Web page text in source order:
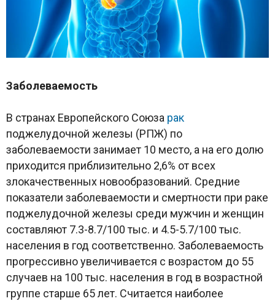
Заболеваемость
В странах Европейского Союза рак
поджелудочной железы (РПЖ) по
заболеваемости занимает 10 место, а на его долю
приходится приблизительно 2,6% от всех
злокачественных новообразований. Средние
показатели заболеваемости и смертности при раке
поджелудочной железы среди мужчин и женщин
составляют 7.3-8.7/100 тыс. и 4.5-5.7/100 тыс.
населения в год соответственно. Заболеваемость
прогрессивно увеличивается с возрастом до 55
случаев на 100 тыс. населения в год в возрастной
группе старше 65 лет. Считается наиболее